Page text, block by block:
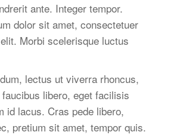
ante. Integer tempor.
dolor sit amet, consectetuer
Morbi scelerisque luctus
lectus ut viverra rhoncus,
libero, eget facilisis
id lacus. Cras pede libero,
pretium sit amet, tempor quis.